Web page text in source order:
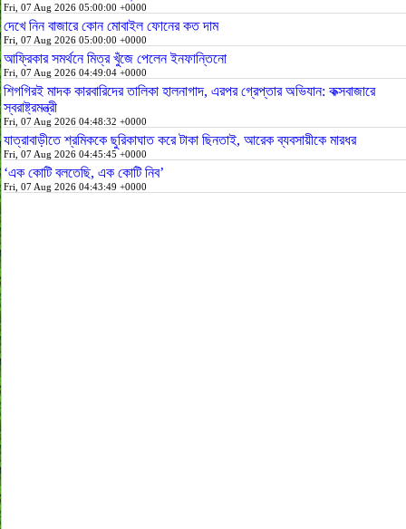
Fri, 07 Aug 2026 05:00:00 +0000
দেখে নিন বাজারে কোন মোবাইল ফোনের কত দাম
Fri, 07 Aug 2026 05:00:00 +0000
আফ্রিকার সমর্থনে মিত্র খুঁজে পেলেন ইনফান্তিনো
Fri, 07 Aug 2026 04:49:04 +0000
শিগগিরই মাদক কারবারিদের তালিকা হালনাগাদ, এরপর গ্রেপ্তার অভিযান: কক্সবাজারে
স্বরাষ্ট্রমন্ত্রী
Fri, 07 Aug 2026 04:48:32 +0000
যাত্রাবাড়ীতে শ্রমিককে ছুরিকাঘাত করে টাকা ছিনতাই, আরেক ব্যবসায়ীকে মারধর
Fri, 07 Aug 2026 04:45:45 +0000
‘এক কোটি বলতেছি, এক কোটি নিব’
Fri, 07 Aug 2026 04:43:49 +0000